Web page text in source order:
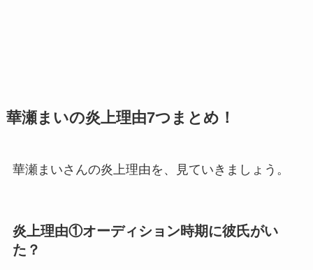
華瀬まいの炎上理由7つまとめ！
華瀬まいさんの炎上理由を、見ていきましょう。
炎上理由①オーディション時期に彼氏がい
た？